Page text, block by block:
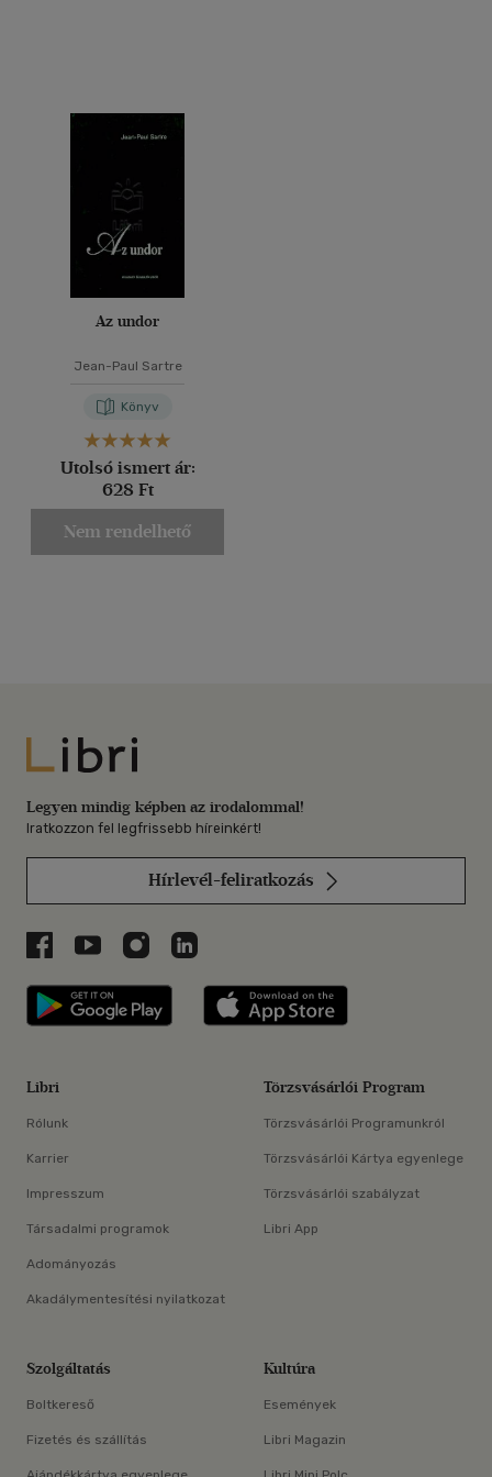
Az undor
Jean-Paul Sartre
Könyv
Utolsó ismert ár:
628 Ft
Nem rendelhető
Libri
Legyen mindig képben az irodalommal!
Iratkozzon fel legfrissebb híreinkért!
Hírlevél-feliratkozás
Libri a Facebookon
Libri a Youtube-on
Libri az Instagramon
Libri a LinkedInen
Libri applikáció Szerezd meg: Google
Libri
Rólunk
Karrier
Impresszum
Társadalmi programok
Adományozás
Akadálymentesítési nyilatkozat
Törzsvásárlói Program
Törzsvásárlói Programunkról
Törzsvásárlói Kártya egyenlege
Törzsvásárlói szabályzat
Libri App
Szolgáltatás
Boltkereső
Fizetés és szállítás
Kultúra
Események
Libri Magazin